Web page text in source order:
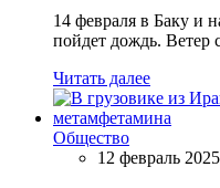
14 февраля в Баку и
пойдет дождь. Ветер
Читать далее
Общество
12 февраль